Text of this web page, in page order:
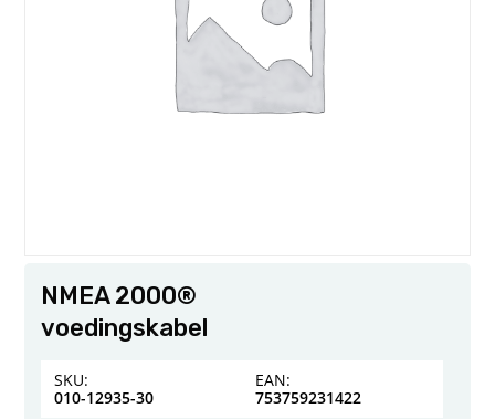
NMEA 2000®
voedingskabel
SKU:
010-12935-30
EAN:
753759231422